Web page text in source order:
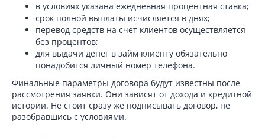
в условиях указана ежедневная процентная ставка;
срок полной выплаты исчисляется в днях;
перевод средств на счет клиентов осуществляется
без процентов;
для выдачи денег в займ клиенту обязательно
понадобится личный номер телефона.
Финальные параметры договора будут известны после
рассмотрения заявки. Они зависят от дохода и кредитной
истории. Не стоит сразу же подписывать договор, не
разобравшись с условиями.